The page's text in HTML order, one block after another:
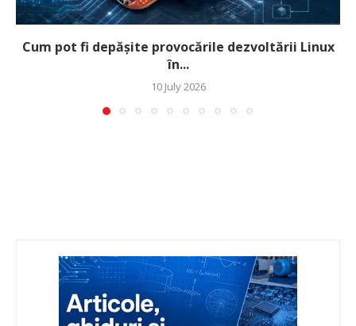
Cum pot fi depășite provocările dezvoltării Linux
în...
10 July 2026